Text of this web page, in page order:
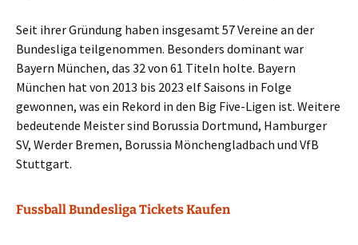
Seit ihrer Gründung haben insgesamt 57 Vereine an der
Bundesliga teilgenommen. Besonders dominant war
Bayern München, das 32 von 61 Titeln holte. Bayern
München hat von 2013 bis 2023 elf Saisons in Folge
gewonnen, was ein Rekord in den Big Five-Ligen ist. Weitere
bedeutende Meister sind Borussia Dortmund, Hamburger
SV, Werder Bremen, Borussia Mönchengladbach und VfB
Stuttgart.
Fussball Bundesliga Tickets Kaufen